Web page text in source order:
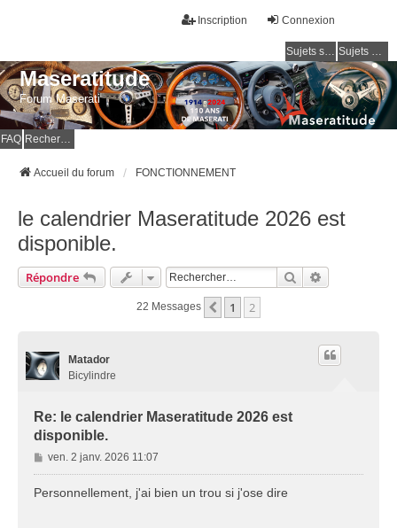
Connexion
Inscription
Sujets sans réponse Sujets actifs
Maseratitude
Forum Maserati
FAQ
Accueil du forum FONCTIONNEMENT
le calendrier Maseratitude 2026 est
disponible.
Répondre Rechercher
22 Messages Précédent
1 2
Matador
Bicylindre
Re: le calendrier Maseratitude 2026 est
disponible.
M
e
ven. 2 janv. 2026 11:07
Personnellement, j'ai bien un trou si j'ose dire